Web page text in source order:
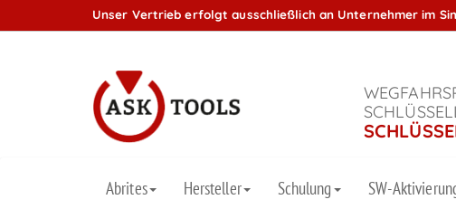
Unser Vertrieb erfolgt ausschließlich an Unternehmer im
Abrites Hersteller Schulung SW-